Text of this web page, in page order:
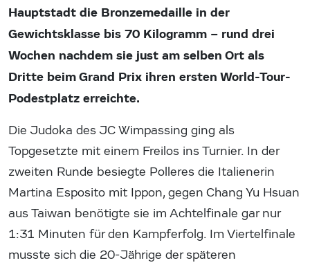
Hauptstadt die Bronzemedaille in der
Gewichtsklasse bis 70 Kilogramm – rund drei
Wochen nachdem sie just am selben Ort als
Dritte beim Grand Prix ihren ersten World-Tour-
Podestplatz erreichte.
Die Judoka des JC Wimpassing ging als
Topgesetzte mit einem Freilos ins Turnier. In der
zweiten Runde besiegte Polleres die Italienerin
Martina Esposito mit Ippon, gegen Chang Yu Hsuan
aus Taiwan benötigte sie im Achtelfinale gar nur
1:31 Minuten für den Kampferfolg. Im Viertelfinale
musste sich die 20-Jährige der späteren